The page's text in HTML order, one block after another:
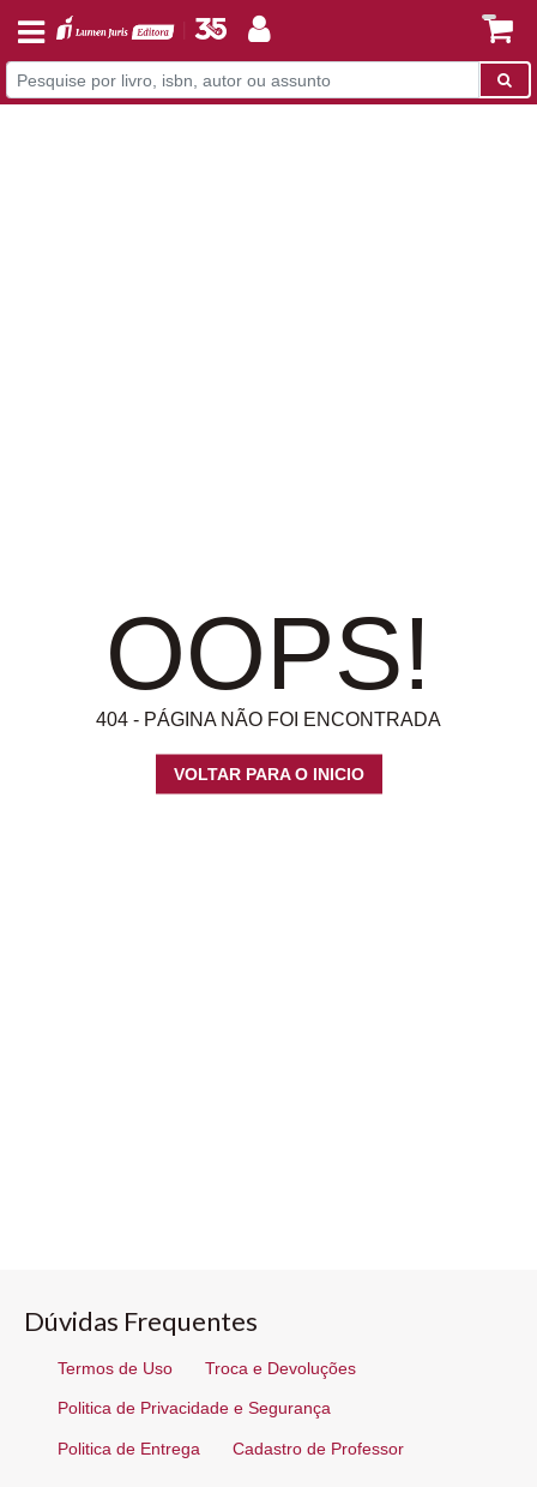
OOPS!
404 - PÁGINA NÃO FOI ENCONTRADA
VOLTAR PARA O INICIO
Dúvidas Frequentes
Termos de Uso Troca e Devoluções
Politica de Privacidade e Segurança
Politica de Entrega Cadastro de Professor